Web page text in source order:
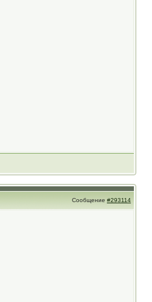
Сообщение #293114